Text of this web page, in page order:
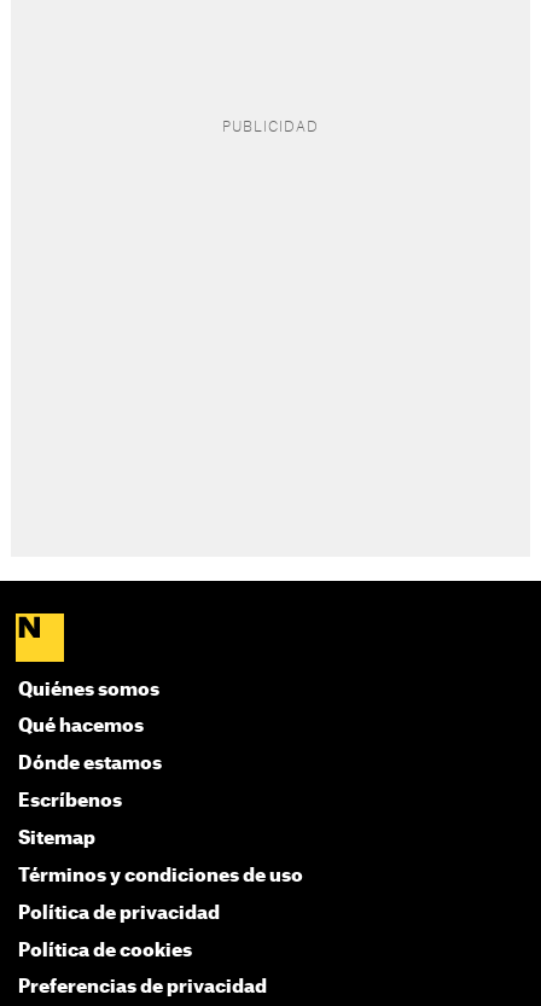
Quiénes somos
Qué hacemos
Dónde estamos
Escríbenos
Sitemap
Términos y condiciones de uso
Política de privacidad
Política de cookies
Preferencias de privacidad